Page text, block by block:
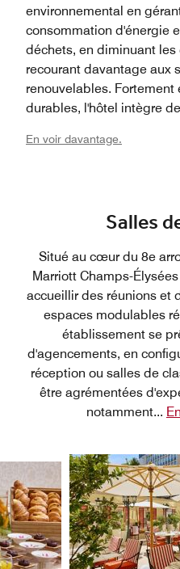
environnemental en
consommation d'énergie
déchets, en diminuant
recourant davantage aux
renouvelables.
durables, l'hôtel intègre
toutes ses activités et
En voir davantage.
Salles
Situé au cœur du 8e
Marriott Champs-
accueillir des réunions et
espaces modulables
établissement se
d'agencements, en
réception ou salles de
être agrémentées
notamment...